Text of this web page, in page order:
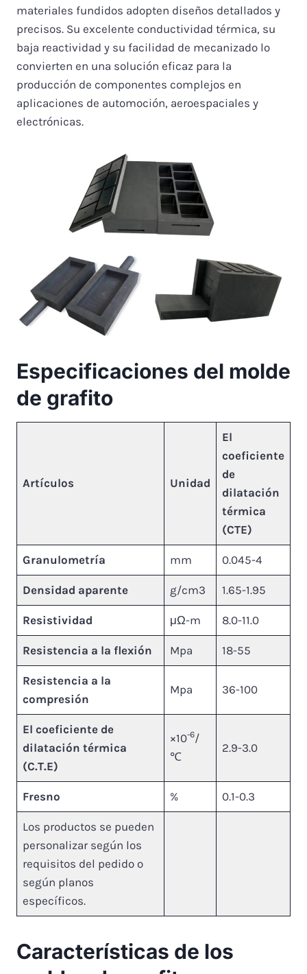
materiales fundidos adopten diseños detallados y
precisos. Su excelente conductividad térmica, su
baja reactividad y su facilidad de mecanizado lo
convierten en una solución eficaz para la
producción de componentes complejos en
aplicaciones de automoción, aeroespaciales y
electrónicas.
Especificaciones del molde
de grafito
Artículos Unidad
El
coeficiente
de
dilatación
térmica
(CTE)
Granulometría mm 0.045-4
Densidad aparente g/cm3 1.65-1.95
Resistividad μΩ-m 8.0-11.0
Resistencia a la flexión Mpa 18-55
Resistencia a la
compresión
Mpa 36-100
El coeficiente de
dilatación térmica
(C.T.E)
×10-6/
℃
2.9-3.0
Fresno % 0.1-0.3
Los productos se pueden
personalizar según los
requisitos del pedido o
según planos
específicos.
Características de los